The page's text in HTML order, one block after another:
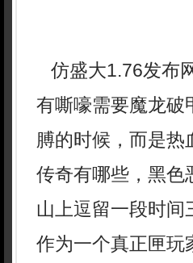
仿盛大1.76发布
有嘶嚎需要魔龙破
膊的时候，而是
传奇有哪些，黑色
山上逗留一段时间
作为一个真正匣玩